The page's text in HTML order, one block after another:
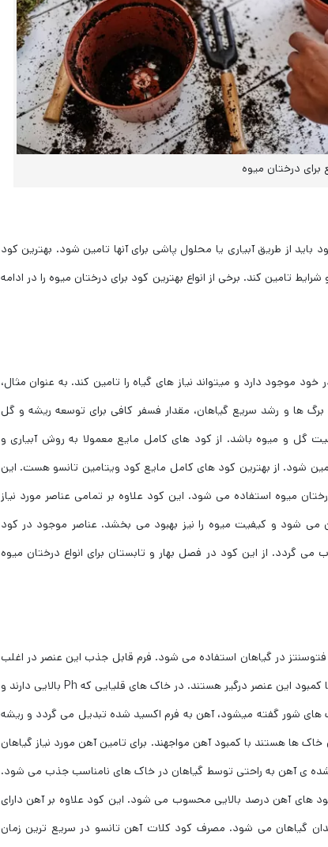
برای درختان میوه
از طریق آبیاری یا محلول پاشی برای آنها تامین شود. بهترین کود
تامین کند. برخی از انواع بهترین کود برای درختان میوه را در ادامه
موجود دارد و میتواند نیاز های گیاه را تامین کند. به عنوان مثال،
‌ها و رشد سریع گیاهان، مقدار فسفر کافی برای توسعه ریشه و گل
گل و میوه باشد. از کود های کامل مایع معمولا به روش آبیاری و
شود. از بهترین کود های کامل مایع کود ویتامین تانسو هست. این
میوه استفاده می شود. این کود علاوه بر تمامی عناصر مورد نیاز
می شود و کیفیت میوه را نیز بهبود می بخشد. عناصر موجود در کود
گردد. از این کود در فصل بهار و تابستان برای انواع درختان میوه
در گیاهان استفاده می شود. فرم قابل جذب این عنصر در اغلب
مناطق ایران در خاک کمتر از نیاز درختان است و معمولا درختان میوه با کمبود این عنصر درگیر هستند. در خاک های قلیایی که Ph بالایی دارند و
های شور گفته میشود، آهن به فرم اکسید شده تبدیل می گردد و ریشه
ها هستند با کمبود آهن مواجهند. برای تامین آهن مورد نیاز گیاهان
شده ی آهن به راحتی توسط گیاهان در خاک های نامناسب جذب می شود.
که در بین کود های آهن درصد بالایی محسوب می شود. این کود علاوه بر آهن دارای
گیاهان می شود. مصرف کود کلات آهن تانسو در سریع ترین زمان